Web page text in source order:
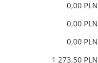
0,00 PLN
0,00 PLN
0,00 PLN
1 273,50 PLN